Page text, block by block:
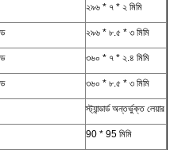
২৯৬ * ৭ * ২ মিমি
২৯৬ * ৮.৫ * ৩ মিমি
৩৬০ * ৭ * ২.৪ মিমি
৩৬০ * ৮.৫ * ৩ মিমি
স্ট্যান্ডার্ড অন্তর্ভুক্ত লেয়ার
90 * 95 মিমি